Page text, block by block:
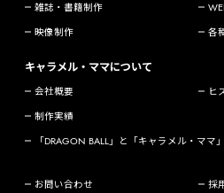
雑誌・書籍制作
映像制作
各
キャラメル・ママについて
会社概要
ヒ
制作実績
「DRAGON BALL」と「キャラメル・ママ」
お問い合わせ 採